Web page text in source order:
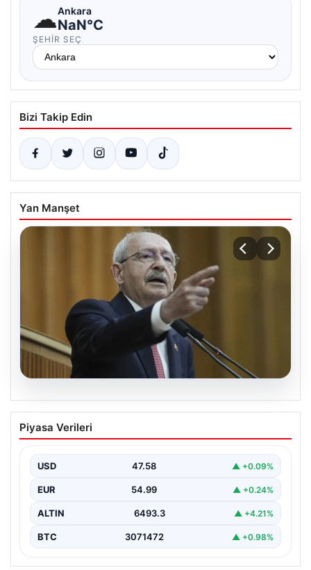
☁Ankara
NaN°C
ŞEHIR SEÇ
Bizi Takip Edin
Yan Manşet
05.08.2026
Kılıçdaroğlu: Hesap sormaktan da
vermekten de çekinmeyiz
Piyasa Verileri
USD 47.58 ▲ +0.09%
EUR 54.99 ▲ +0.24%
ALTIN 6493.3 ▲ +4.21%
BTC 3071472 ▲ +0.98%